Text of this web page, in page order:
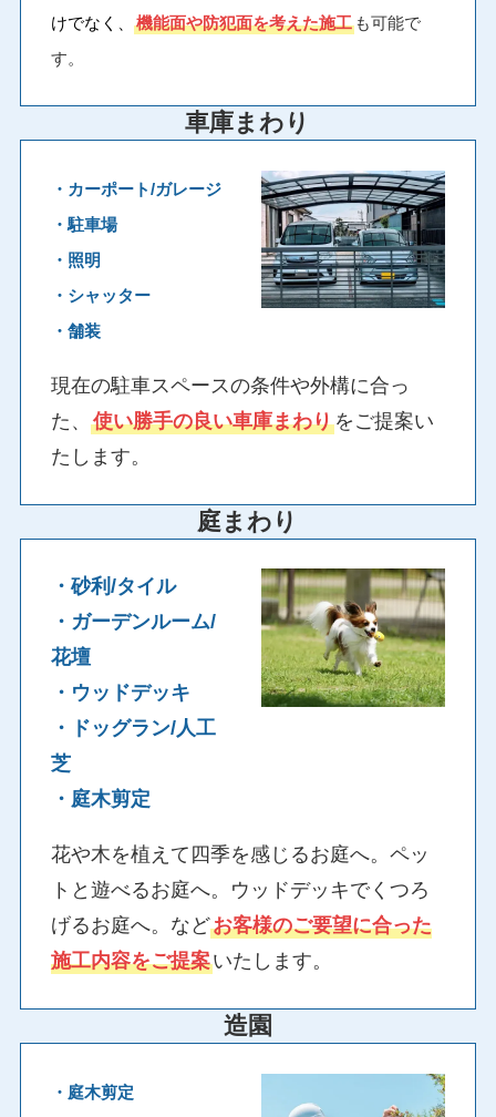
けでなく、 機能面や防犯面を考えた施工も可能で
す。
車庫まわり
・カーポート/ガレージ
・駐車場
・照明
・シャッター
・舗装
現在の駐車スペースの条件や外構に合っ
た、 使い勝手の良い車庫まわりをご提案い
たします。
庭まわり
・砂利/タイル
・ガーデンルーム/
花壇
・ウッドデッキ
・ドッグラン/人工
芝
・庭木剪定
花や木を植えて四季を感じるお庭へ。ペッ
トと遊べるお庭へ。ウッドデッキでくつろ
げるお庭へ。などお客様のご要望に合った
施工内容をご提案いたします。
造園
・庭木剪定